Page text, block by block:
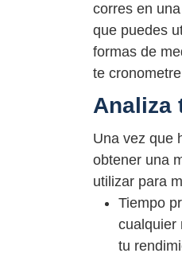
corres en
que puedes
formas de
te
Analiza
Una vez que
obtener una
utilizar para
Tiempo
cualquier
tu